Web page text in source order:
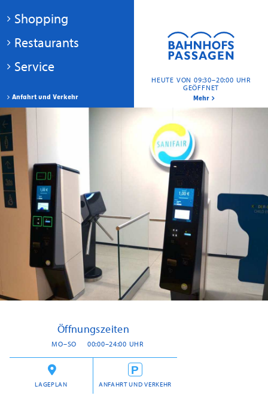
HEUTE VON 09:30–20:00 UHR
GEÖFFNET
Mehr
Anfahrt und Verkehr
Shopping
Restaurants
Service
Öffnungszeiten
MO–SO 00:00–24:00 UHR
LAGEPLAN ANFAHRT UND VERKEHR